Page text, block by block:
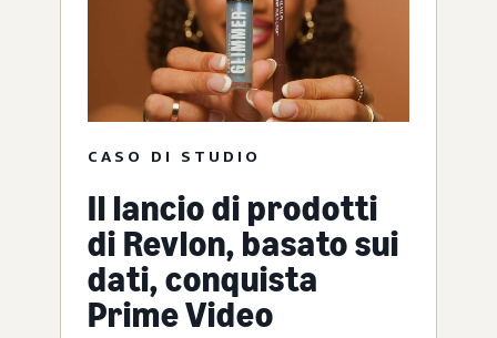
CASO DI STUDIO
Il lancio di prodotti
di Revlon, basato sui
dati, conquista
Prime Video